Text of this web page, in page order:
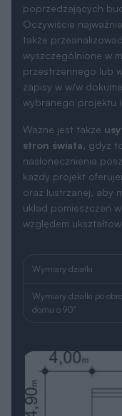
poprzedzających
Oczywiście
także przeanalizować
wyszczególnione w
przestrzennego lub
zapisy w w/w
wybranego projektu
Ważne jest także
stron świata, gdyż
nasłonecznienia
każdy projekt
oraz lustrzanej, aby
układ pomieszczeń
względem
Wymiary działki
Wymiary działki po
domu o 90°